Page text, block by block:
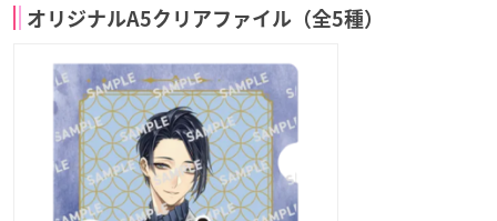
オリジナルA5クリアファイル（全5種）